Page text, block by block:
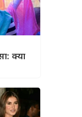
क्या